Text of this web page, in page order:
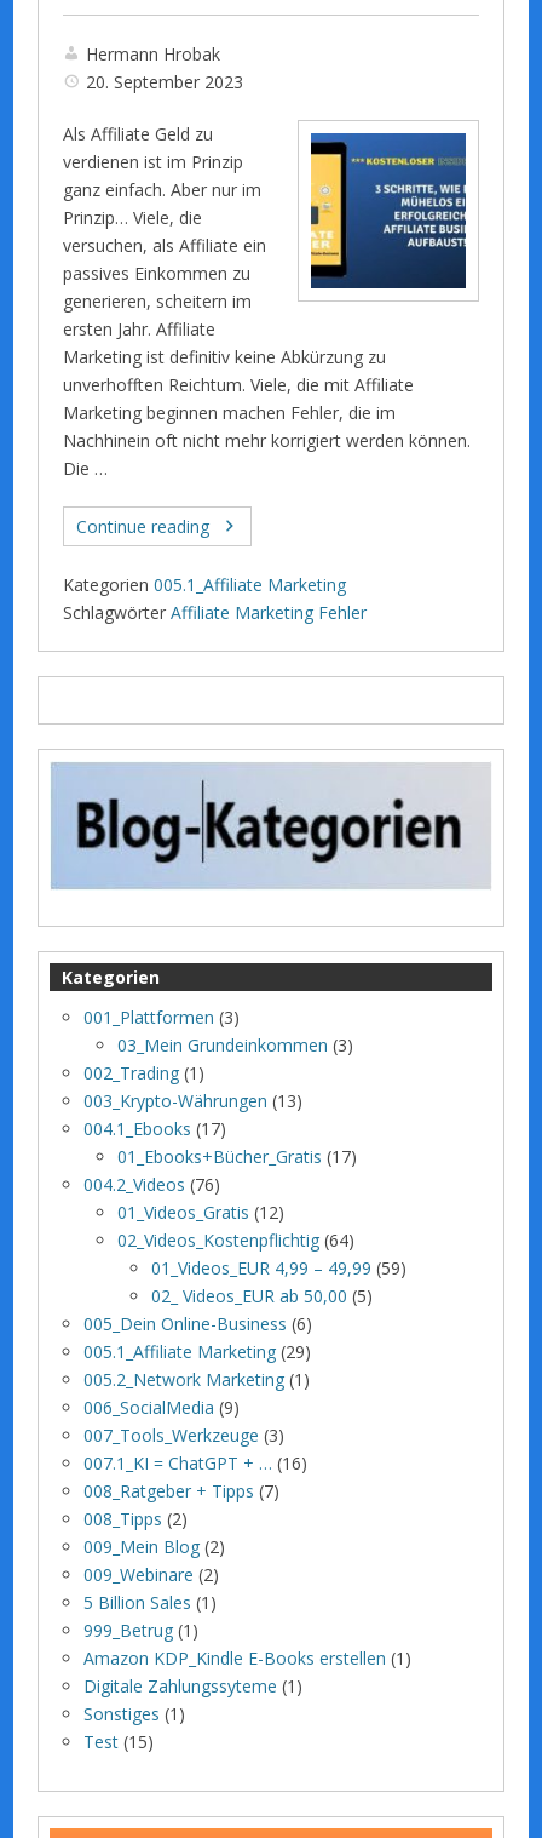
Hermann Hrobak
20. September 2023
Als Affiliate Geld zu
verdienen ist im Prinzip
ganz einfach. Aber nur im
Prinzip… Viele, die
versuchen, als Affiliate ein
passives Einkommen zu
generieren, scheitern im
ersten Jahr. Affiliate
Marketing ist definitiv keine Abkürzung zu
unverhofften Reichtum. Viele, die mit Affiliate
Marketing beginnen machen Fehler, die im
Nachhinein oft nicht mehr korrigiert werden können.
Die …
Continue reading
Kategorien 005.1_Affiliate Marketing
Schlagwörter Affiliate Marketing Fehler
Kategorien
001_Plattformen (3)
03_Mein Grundeinkommen (3)
002_Trading (1)
003_Krypto-Währungen (13)
004.1_Ebooks (17)
01_Ebooks+Bücher_Gratis (17)
004.2_Videos (76)
01_Videos_Gratis (12)
02_Videos_Kostenpflichtig (64)
01_Videos_EUR 4,99 – 49,99 (59)
02_ Videos_EUR ab 50,00 (5)
005_Dein Online-Business (6)
005.1_Affiliate Marketing (29)
005.2_Network Marketing (1)
006_SocialMedia (9)
007_Tools_Werkzeuge (3)
007.1_KI = ChatGPT + … (16)
008_Ratgeber + Tipps (7)
008_Tipps (2)
009_Mein Blog (2)
009_Webinare (2)
5 Billion Sales (1)
999_Betrug (1)
Amazon KDP_Kindle E-Books erstellen (1)
Digitale Zahlungssyteme (1)
Sonstiges (1)
Test (15)